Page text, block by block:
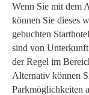
Wenn Sie mit dem
können Sie dieses
gebuchten
sind von
der Regel im
Alternativ können
Parkmöglichkeiten